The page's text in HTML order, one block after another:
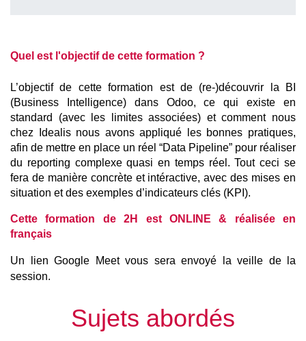
Quel est l'objectif de cette formation ?
L’objectif de cette formation est de (re-)découvrir la BI
(Business Intelligence) dans Odoo, ce qui existe en
standard (avec les limites associées) et comment nous
chez Idealis nous avons appliqué les bonnes pratiques,
afin de mettre en place un réel “Data Pipeline” pour réaliser
du reporting complexe quasi en temps réel. Tout ceci se
fera de manière concrète et intéractive, avec des mises en
situation et des exemples d’indicateurs clés (KPI).
Cette formation de 2H est ONLINE & réalisée en
français
Un lien Google Meet vous sera envoyé la veille de la
session.
Sujets abordés